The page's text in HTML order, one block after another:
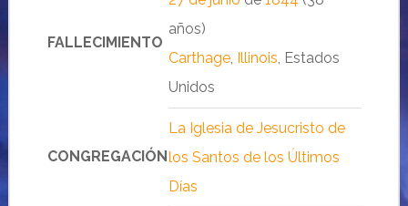
FALLECIMIENTO
años)
Carthage, Illinois, Estados
Unidos
CONGREGACIÓN
La Iglesia de Jesucristo de
los Santos de los Últimos
Días